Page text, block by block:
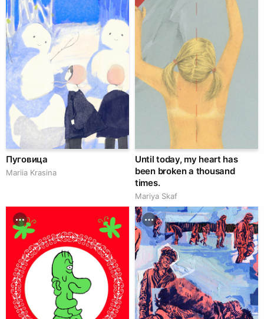
Пуговица
Mariia Krasina
Until today, my heart has
been broken a thousand
times.
Mariya Skaf